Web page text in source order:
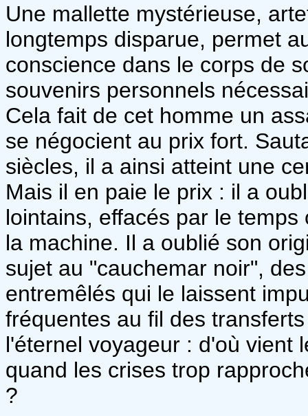
Une mallette mystérieuse,
longtemps disparue, permet
conscience dans le corps de
souvenirs personnels
Cela fait de cet homme un
se négocient au prix fort.
siècles, il a ainsi atteint une
Mais il en paie le prix : il a
lointains, effacés par le
la machine. Il a oublié son
sujet au "cauchemar noir",
entremêlés qui le laissent
fréquentes au fil des
l'éternel voyageur : d'où vient
quand les crises trop
?